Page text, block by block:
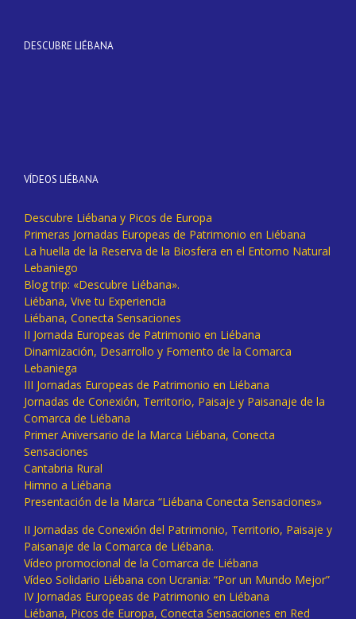
DESCUBRE LIÉBANA
VÍDEOS LIÉBANA
Descubre Liébana y Picos de Europa
Primeras Jornadas Europeas de Patrimonio en Liébana
La huella de la Reserva de la Biosfera en el Entorno Natural
Lebaniego
Blog trip: «Descubre Liébana».
Liébana, Vive tu Experiencia
Liébana, Conecta Sensaciones
II Jornada Europeas de Patrimonio en Liébana
Dinamización, Desarrollo y Fomento de la Comarca
Lebaniega
III Jornadas Europeas de Patrimonio en Liébana
Jornadas de Conexión, Territorio, Paisaje y Paisanaje de la
Comarca de Liébana
Primer Aniversario de la Marca Liébana, Conecta
Sensaciones
Cantabria Rural
Himno a Liébana
Presentación de la Marca “Liébana Conecta Sensaciones»
II Jornadas de Conexión del Patrimonio, Territorio, Paisaje y
Paisanaje de la Comarca de Liébana.
Vídeo promocional de la Comarca de Liébana
Vídeo Solidario Liébana con Ucrania: “Por un Mundo Mejor”
IV Jornadas Europeas de Patrimonio en Liébana
Liébana, Picos de Europa, Conecta Sensaciones en Red